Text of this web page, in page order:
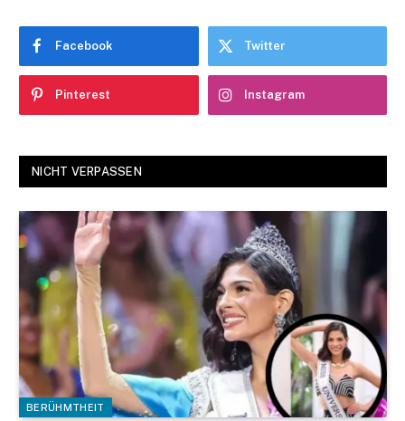
Facebook Twitter
Pinterest Instagram
NICHT VERPASSEN
BERÜHMTHEIT